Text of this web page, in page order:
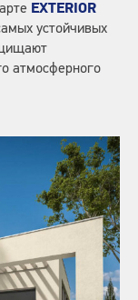
EXTERIOR
устойчивых
атмосферного